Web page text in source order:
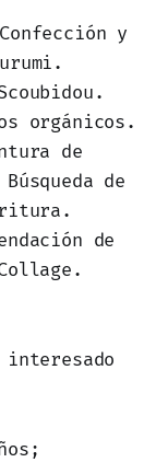
y
orgánicos.
de
de
de